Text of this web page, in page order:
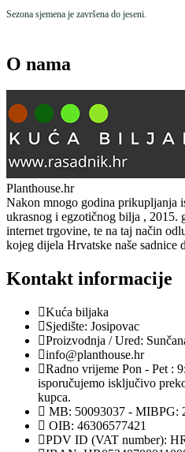
Sezona sjemena je završena do jeseni.
O nama
Planthouse.hr
Nakon mnogo godina prikupljanja
ukrasnog i egzotičnog bilja , 2015.
internet trgovine, te na taj način
kojeg dijela Hrvatske naše sadnice
Kontakt informacije
Kuća biljaka
Sjedište: Josipovac
Proizvodnja / Ured:
info@planthouse.hr
Radno vrijeme Pon - Pet :
isporučujemo isključivo
kupca.
MB: 50093037 - MIBPG:
OIB: 46306577421
PDV ID (VAT number):